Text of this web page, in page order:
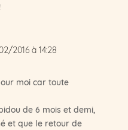
2016 à 14:28
moi car toute
de 6 mois et demi,
et que le retour de